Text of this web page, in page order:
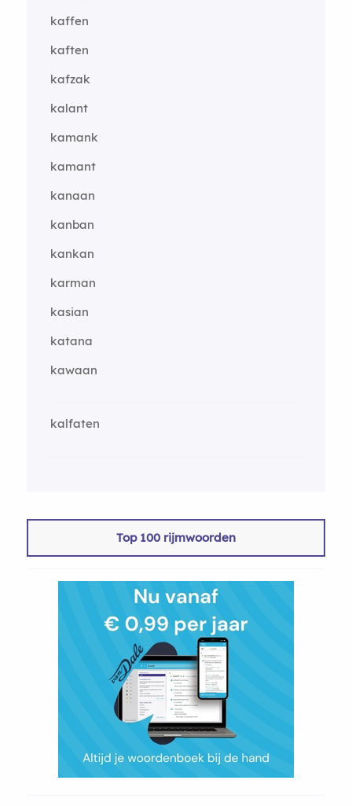
kaffen
kaften
kafzak
kalant
kamank
kamant
kanaan
kanban
kankan
karman
kasian
katana
kawaan
kalfaten
Top 100 rijmwoorden